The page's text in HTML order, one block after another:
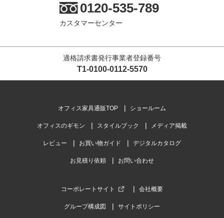
0120-535-789
カスタマーセンター
適格請求書発行事業者登録番号
T1-0100-0112-5570
オフィス家具通販TOP ショールーム
オフィスのギモン スタイルブック メディア掲載
レビュー お買い物ガイド デジタルカタログ
お見積り依頼 お問い合わせ
コーポレートサイト 会社概要
グループ構成図 サイトポリシー